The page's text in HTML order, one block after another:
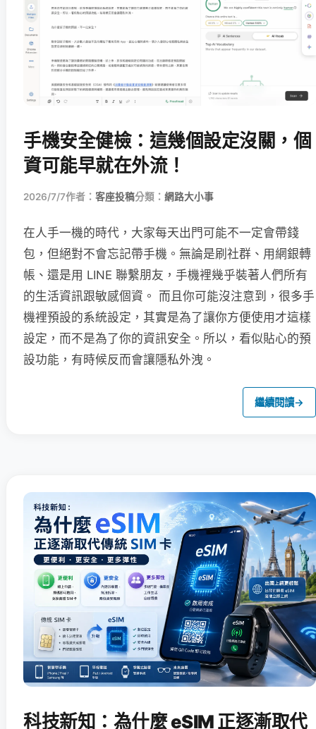
手機安全健檢：這幾個設定沒關，個
資可能早就在外流！
2026/7/7作者： 客座投稿分類： 網路大小事
在人手一機的時代，大家每天出門可能不一定會帶錢
包，但絕對不會忘記帶手機。無論是刷社群、用網銀轉
帳、還是用 LINE 聯繫朋友，手機裡幾乎裝著人們所有
的生活資訊跟敏感個資。 而且你可能沒注意到，很多手
機裡預設的系統設定，其實是為了讓你方便使用才這樣
設定，而不是為了你的資訊安全。所以，看似貼心的預
設功能，有時候反而會讓隱私外洩。
繼續閱讀→
科技新知：為什麼 eSIM 正逐漸取代